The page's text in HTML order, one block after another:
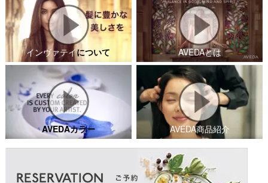
インヴァテイについて AVEDAとは
AVEDAカラー AVEDA商品紹介